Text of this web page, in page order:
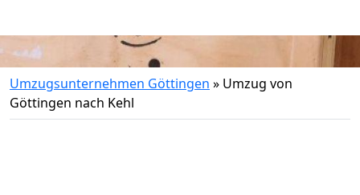
Umzugsunternehmen Göttingen » Umzug von
Göttingen nach Kehl